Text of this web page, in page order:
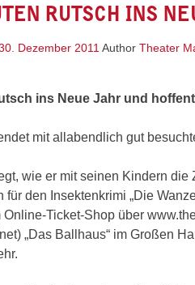
RUTSCH INS
Dezember 2011 Author Theater
ins Neue Jahr und
mit allabendlich gut
wie er mit seinen Kindern
für den Insektenkrimi „Die
Online-Ticket-Shop über
„Das Ballhaus“ im Großen